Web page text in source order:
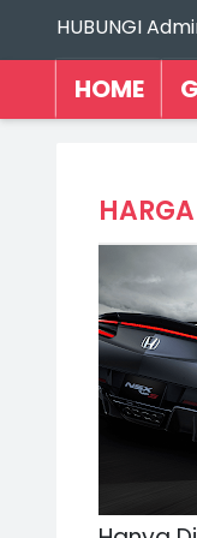
HUBUNGI
HOME